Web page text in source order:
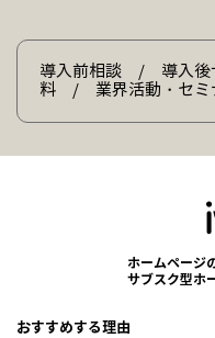
導入前相談 / 導入後
料 / 業界活動・セミ
ホームページ
サブスク型ホ
おすすめする理由